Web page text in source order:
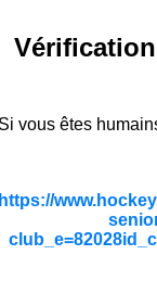
vous êtes